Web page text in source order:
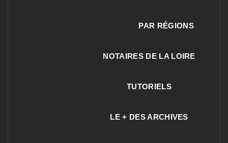
PAR RÉGIONS
NOTAIRES DE LA LOIRE
TUTORIELS
LE + DES ARCHIVES